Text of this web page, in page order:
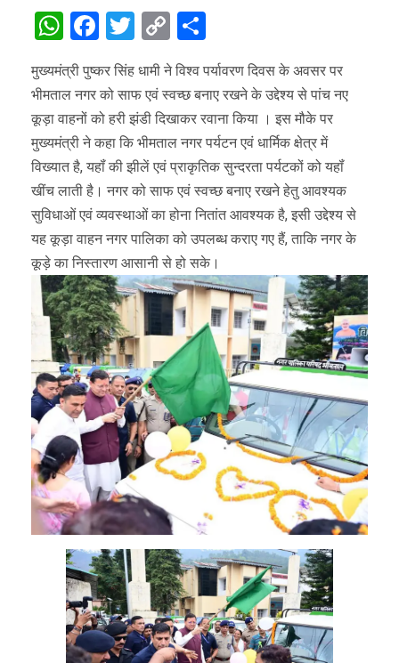
WhatsApp
Facebook
Twitter
Copy
Link
मुख्यमंत्री पुष्कर सिंह धामी ने विश्व पर्यावरण दिवस के अवसर पर
भीमताल नगर को साफ एवं स्वच्छ बनाए रखने के उद्देश्य से पांच नए
कूड़ा वाहनों को हरी झंडी दिखाकर रवाना किया । इस मौके पर
मुख्यमंत्री ने कहा कि भीमताल नगर पर्यटन एवं धार्मिक क्षेत्र में
विख्यात है, यहॉं की झीलें एवं प्राकृतिक सुन्दरता पर्यटकों को यहॉं
खींच लाती है। नगर को साफ एवं स्वच्छ बनाए रखने हेतु आवश्यक
सुविधाओं एवं व्यवस्थाओं का होना नितांत आवश्यक है, इसी उद्देश्य से
यह कूड़ा वाहन नगर पालिका को उपलब्ध कराए गए हैं, ताकि नगर के
कूड़े का निस्तारण आसानी से हो सके।